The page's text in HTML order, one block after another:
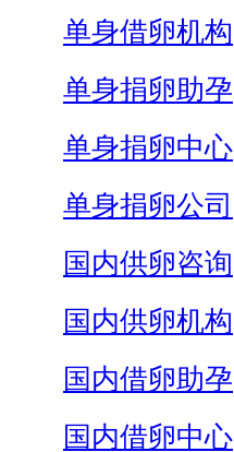
单身借卵机构
单身捐卵助孕
单身捐卵中心
单身捐卵公司
国内供卵咨询
国内供卵机构
国内借卵助孕
国内借卵中心